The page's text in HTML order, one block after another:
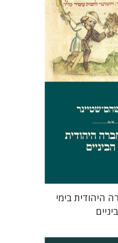
השקה
$29
היהודית בימי